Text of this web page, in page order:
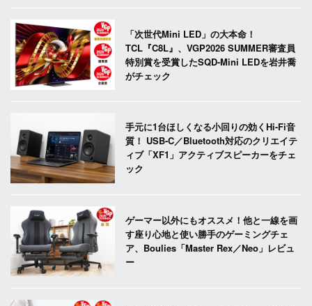
「次世代Mini LED」の大本命！
TCL『C8L』、VGP2026 SUMMER審査員
特別賞を受賞したSQD-Mini LEDを岩井喬
がチェック
手元に1台ほしくなる小回りの効くHi-Fi音
質！ USB-C／Bluetooth対応のクリエイテ
ィブ「XF1」アクティブスピーカーをチェ
ック
ゲーマー以外にもオススメ！他と一線を画
す座り心地と使い勝手のゲーミングチェ
ア、Boulies「Master Rex／Neo」レビュ
ー